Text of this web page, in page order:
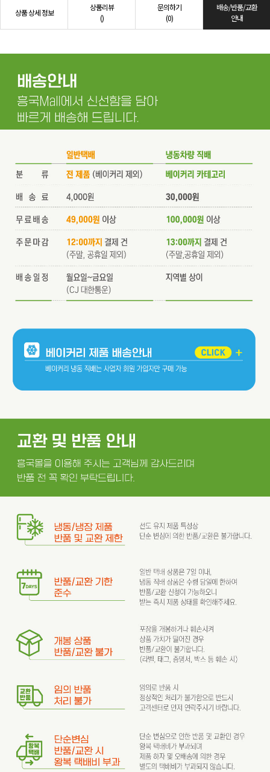
상품 상세 정보
상품리뷰
()
문의하기
(0)
배송/반품/교환
안내